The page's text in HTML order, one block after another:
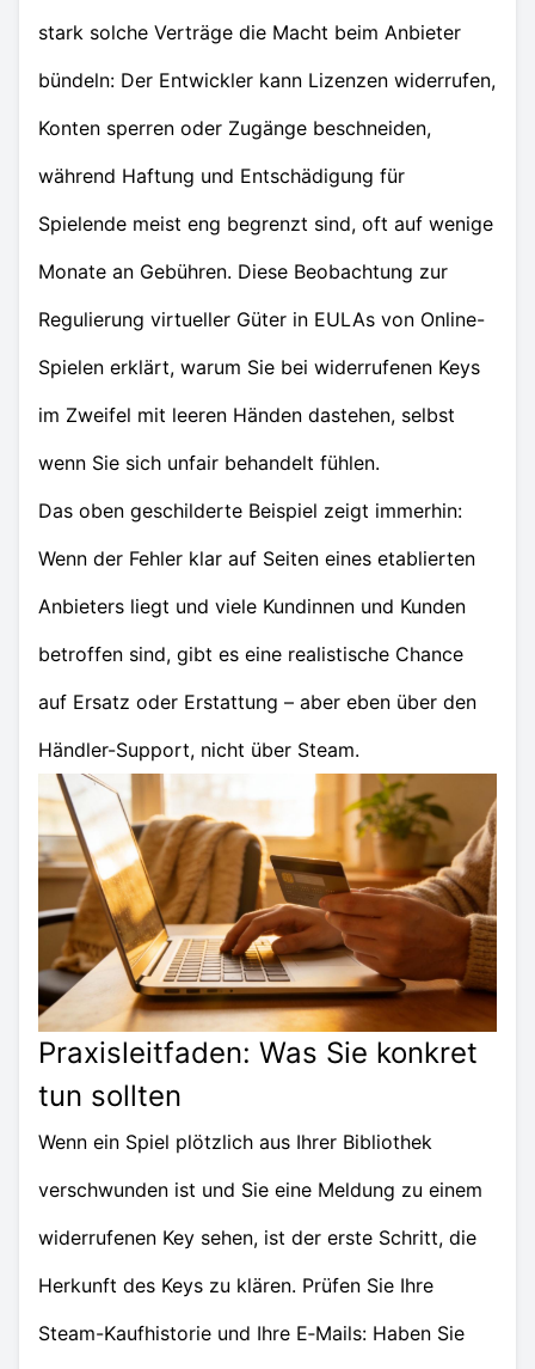
stark solche Verträge die Macht beim Anbieter
bündeln: Der Entwickler kann Lizenzen widerrufen,
Konten sperren oder Zugänge beschneiden,
während Haftung und Entschädigung für
Spielende meist eng begrenzt sind, oft auf wenige
Monate an Gebühren. Diese Beobachtung zur
Regulierung virtueller Güter in EULAs von Online-
Spielen erklärt, warum Sie bei widerrufenen Keys
im Zweifel mit leeren Händen dastehen, selbst
wenn Sie sich unfair behandelt fühlen.
Das oben geschilderte Beispiel zeigt immerhin:
Wenn der Fehler klar auf Seiten eines etablierten
Anbieters liegt und viele Kundinnen und Kunden
betroffen sind, gibt es eine realistische Chance
auf Ersatz oder Erstattung – aber eben über den
Händler-Support, nicht über Steam.
Praxisleitfaden: Was Sie konkret
tun sollten
Wenn ein Spiel plötzlich aus Ihrer Bibliothek
verschwunden ist und Sie eine Meldung zu einem
widerrufenen Key sehen, ist der erste Schritt, die
Herkunft des Keys zu klären. Prüfen Sie Ihre
Steam-Kaufhistorie und Ihre E‑Mails: Haben Sie